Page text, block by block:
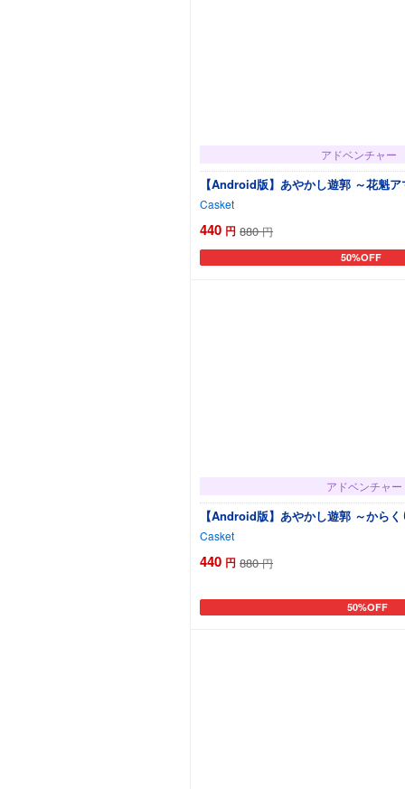
アドベンチャー
【Android版】あやかし遊郭 ～花魁
Casket
440 円 880 円
50%OFF
カートに追加
アドベンチャー
【Android版】あやかし遊郭 ～から
Casket
440 円 880 円
50%OFF
カートに追加